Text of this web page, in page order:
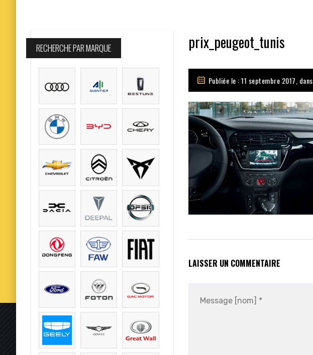
prix_peugeot_tunis
Publiée le : 11 septembre 2017, dans
LAISSER UN COMMENTAIRE
RECHERCHE PAR MARQUE